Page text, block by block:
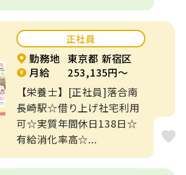
正社員
勤務地 東京都 新宿区
月給
253,135円～
【栄養士】[正社員]落合南
長崎駅☆借り上げ社宅利用
可☆実質年間休日138日☆
有給消化率高☆...